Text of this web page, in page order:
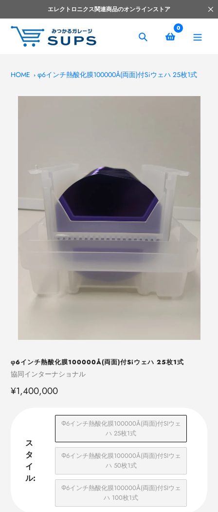
ン
エレクトロニクス関連商品のオンラインストア
捜
0
HOME φ6インチ熱酸化膜100000Å(両⾯)付Siウェハ 25枚1式
φ6インチ熱酸化膜100000Å(両⾯)付Siウェハ 25枚1式
売
手
協同インターナショナル
定
¥1,400,000
ス
タ
イ
ル:
Φ6インチ熱酸化膜100000Å(両⾯)付SIウェ
ハ 25枚1式
Φ6インチ熱酸化膜100000Å(両⾯)付SIウェ
ハ 50枚1式
Φ6インチ熱酸化膜100000Å(両⾯)付SIウェ
ハ 100枚1式